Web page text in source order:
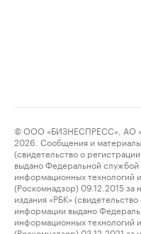
© ООО «БИЗНЕСПРЕСС», АО
2026. Сообщения и
(свидетельство о
выдано Федеральной службой
информационных технологий
(Роскомнадзор) 09.12.2015
издания «РБК»
информации выдано
информационных технологий